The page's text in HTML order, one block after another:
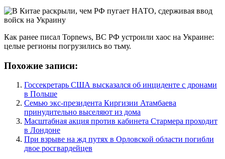
Как ранее писал Topnews, ВС РФ устроили хаос на Украине:
целые регионы погрузились во тьму.
Похожие записи:
Госсекретарь США высказался об инциденте с дронами
в Польше
Семью экс-президента Киргизии Атамбаева
принудительно выселяют из дома
Масштабная акция против кабинета Стармера проходит
в Лондоне
При взрыве на жд путях в Орловской области погибли
двое росгвардейцев